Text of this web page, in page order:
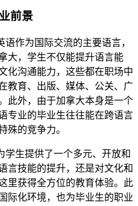
前景
作为国际交流的主要语言，
大，学生不仅能提升语言能
化沟通能力，这些都在职场中
教育、出版、媒体、公关、广
此外，由于加拿大本身是一个
专业的毕业生往往能在跨语言
殊的竞争力。
生提供了一个多元、开放和
言技能的提升，还是对文化和
里获得全方位的教育体验。此
际化环境，也为毕业生的职业